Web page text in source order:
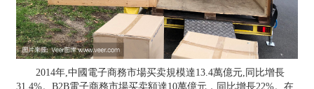
2014年,中國電子商務市場买卖規模達13.4萬億元,同比增長
31.4%。B2B電子商務市場买卖額達10萬億元，同比增長22%。在